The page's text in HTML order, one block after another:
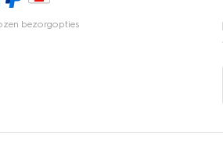
bezorgopties